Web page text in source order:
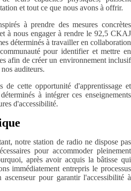
et tout ce que nous avons à offrir.
à prendre des mesures concrètes
à nous engager à rendre le 92,5 CKAJ
déterminés à travailler en collaboration
pour identifier et mettre en
afin de créer un environnement inclusif
auditeurs.
de cette opportunité d'apprentissage et
à intégrer ces enseignements
d'accessibilité.
notre station de radio ne dispose pas
pour accommoder pleinement
après avoir acquis la bâtisse qui
immédiatement entrepris le processus
ascenseur pour garantir l'accessibilité à